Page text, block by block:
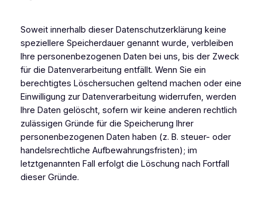
Soweit innerhalb dieser Datenschutzerklärung keine
speziellere Speicherdauer genannt wurde, verbleiben
Ihre personenbezogenen Daten bei uns, bis der Zweck
für die Datenverarbeitung entfällt. Wenn Sie ein
berechtigtes Löschersuchen geltend machen oder eine
Einwilligung zur Datenverarbeitung widerrufen, werden
Ihre Daten gelöscht, sofern wir keine anderen rechtlich
zulässigen Gründe für die Speicherung Ihrer
personenbezogenen Daten haben (z. B. steuer- oder
handelsrechtliche Aufbewahrungsfristen); im
letztgenannten Fall erfolgt die Löschung nach Fortfall
dieser Gründe.